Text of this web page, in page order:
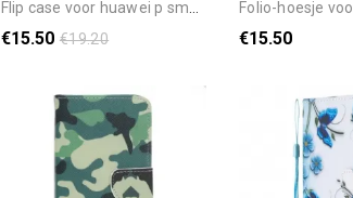
flip case voor huawei p smart s raak mijn telefoon niet aan
€15.50 €19.20
folio-hoesje voor huawei p
€15.50